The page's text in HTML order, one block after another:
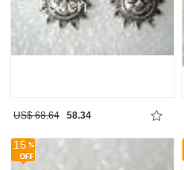
US$ 68.64 58.34
15